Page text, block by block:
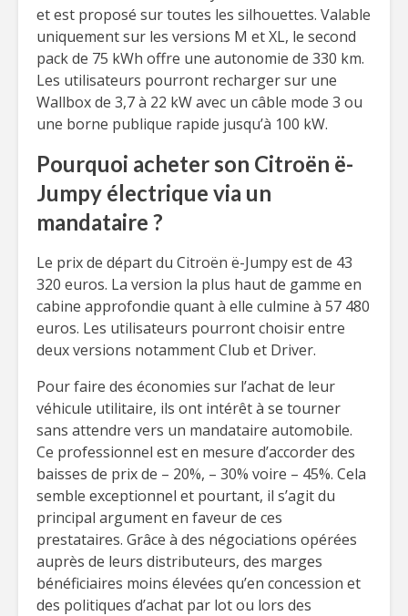
et est proposé sur toutes les silhouettes. Valable
uniquement sur les versions M et XL, le second
pack de 75 kWh offre une autonomie de 330 km.
Les utilisateurs pourront recharger sur une
Wallbox de 3,7 à 22 kW avec un câble mode 3 ou
une borne publique rapide jusqu’à 100 kW.
Pourquoi acheter son Citroën ë-
Jumpy électrique via un
mandataire ?
Le prix de départ du Citroën ë-Jumpy est de 43
320 euros. La version la plus haut de gamme en
cabine approfondie quant à elle culmine à 57 480
euros. Les utilisateurs pourront choisir entre
deux versions notamment Club et Driver.
Pour faire des économies sur l’achat de leur
véhicule utilitaire, ils ont intérêt à se tourner
sans attendre vers un mandataire automobile.
Ce professionnel est en mesure d’accorder des
baisses de prix de – 20%, – 30% voire – 45%. Cela
semble exceptionnel et pourtant, il s’agit du
principal argument en faveur de ces
prestataires. Grâce à des négociations opérées
auprès de leurs distributeurs, des marges
bénéficiaires moins élevées qu’en concession et
des politiques d’achat par lot ou lors des